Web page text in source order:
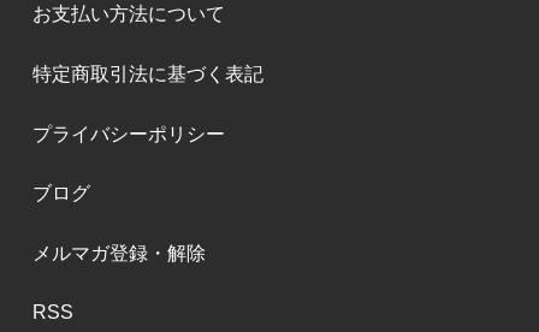
お支払い方法について
特定商取引法に基づく表記
プライバシーポリシー
ブログ
メルマガ登録・解除
RSS